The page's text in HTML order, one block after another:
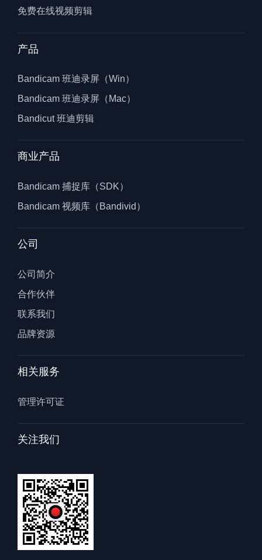
免费在线视频剪辑
产品
Bandicam 班迪录屏（Win）
Bandicam 班迪录屏（Mac）
Bandicut 班迪剪辑
商业产品
Bandicam 捕捉库（SDK）
Bandicam 视频库（Bandivid）
公司
公司简介
合作伙伴
联系我们
品牌资源
相关服务
管理许可证
关注我们